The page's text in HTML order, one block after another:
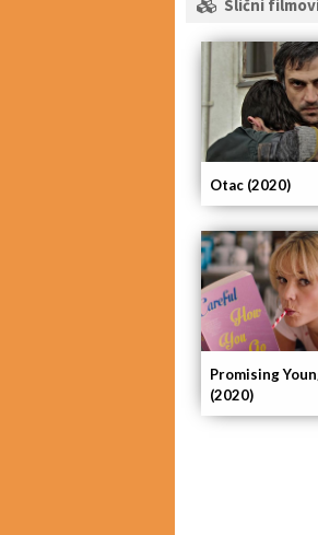
Slični
Promising
(2020)
Otac (2020)